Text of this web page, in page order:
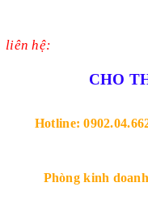
liên hệ:
CHO
Hotline:
Phòng kinh